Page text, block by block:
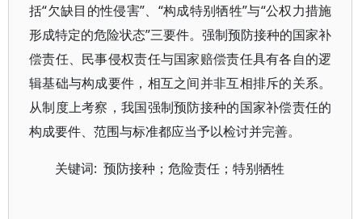
括“欠缺目的性侵害”、“构成特别牺牲”与“公权力措施
形成特定的危险状态”三要件。强制预防接种的国家补
偿责任、民事侵权责任与国家赔偿责任具有各自的逻
辑基础与构成要件，相互之间并非互相排斥的关系。
从制度上考察，我国强制预防接种的国家补偿责任的
构成要件、范围与标准都应当予以检讨并完善。
关键词: 预防接种；危险责任；特别牺牲